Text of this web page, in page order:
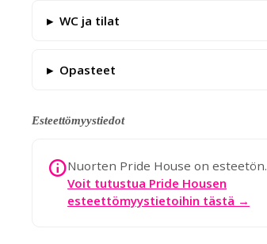
WC ja tilat
Opasteet
Esteettömyystiedot
Nuorten Pride House on esteetön.
Voit tutustua Pride Housen
esteettömyystietoihin tästä →